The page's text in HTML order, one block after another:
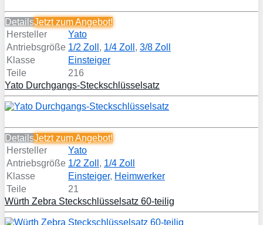
DetailsJetzt zumAngebot!
Hersteller
Yato
Antriebsgröße 1/2 Zoll , 1/4 Zoll , 3/8 Zoll
Klasse
Einsteiger
Teile
216
Yato Durchgangs-Steckschlüsselsatz
DetailsJetzt zumAngebot!
Hersteller
Yato
Antriebsgröße 1/2 Zoll , 1/4 Zoll
Klasse
Einsteiger, Heimwerker
Teile
21
Würth Zebra Steckschlüsselsatz 60-teilig